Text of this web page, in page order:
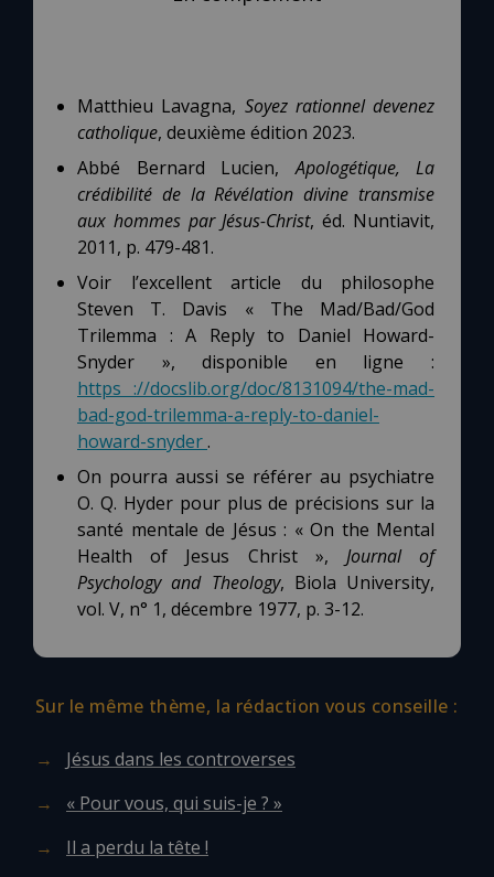
Matthieu Lavagna, Soyez rationnel devenez
catholique, deuxième édition 2023.
Abbé Bernard Lucien,Apologétique, La
crédibilité de la Révélation divine transmise
aux hommes par Jésus-Christ, éd. Nuntiavit,
2011, p. 479-481.
Voir l’excellent article du philosophe
Steven T. Davis « The Mad/Bad/God
Trilemma : A Reply to Daniel Howard-
Snyder », disponible en ligne :
https ://docslib.org/doc/8131094/the-mad-
bad-god-trilemma-a-reply-to-daniel-
howard-snyder.
On pourra aussi se référer au psychiatre
O. Q. Hyder pour plus de précisions sur la
santé mentale de Jésus : « On the Mental
Health of Jesus Christ », Journal of
Psychology and Theology, Biola University,
vol. V, n° 1, décembre 1977, p. 3-12.
Sur le même thème, la rédaction vous conseille :
Jésus dans les controverses
« Pour vous, qui suis-je ? »
Il a perdu la tête !